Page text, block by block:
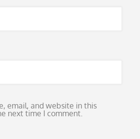
email, and website in this
next time I comment.